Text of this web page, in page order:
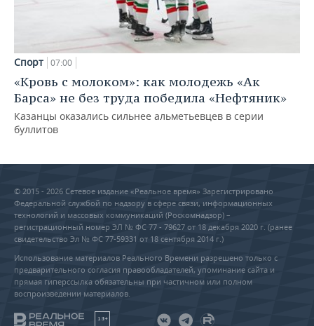
Спорт 07:00
«Кровь с молоком»: как молодежь «Ак
Барса» не без труда победила «Нефтяник»
Казанцы оказались сильнее альметьевцев в серии
буллитов
© 2015 - 2026 Сетевое издание «Реальное время» Зарегистрировано
Федеральной службой по надзору в сфере связи, информационных
технологий и массовых коммуникаций (Роскомнадзор) –
регистрационный номер ЭЛ № ФС 77 - 79627 от 18 декабря 2020 г. (ранее
свидетельство Эл № ФС 77-59331 от 18 сентября 2014 г.)
Использование материалов Реального Времени разрешено только с
предварительного согласия правообладателей, упоминание сайта и
прямая гиперссылка обязательны при частичном или полном
воспроизведении материалов.
18+